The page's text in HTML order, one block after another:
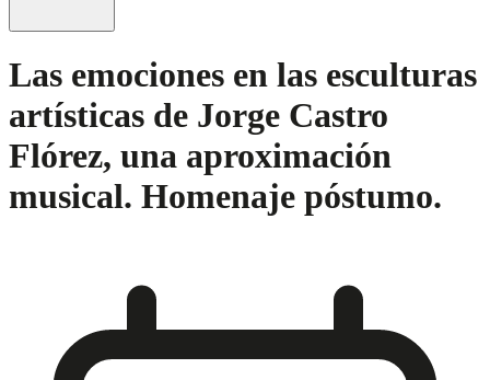
Las emociones en las esculturas
artísticas de Jorge Castro
Flórez, una aproximación
musical. Homenaje póstumo.